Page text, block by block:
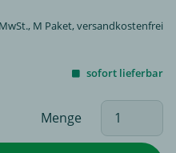
M Paket, versandkostenfrei
sofort lieferbar
Menge